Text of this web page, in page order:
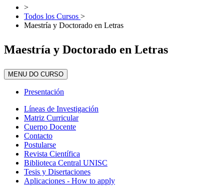
>
Todos los Cursos >
Maestría y Doctorado en Letras
Maestría y Doctorado en Letras
MENU DO CURSO
Presentación
Líneas de Investigación
Matriz Curricular
Cuerpo Docente
Contacto
Postularse
Revista Científica
Biblioteca Central UNISC
Tesis y Disertaciones
Aplicaciones - How to apply